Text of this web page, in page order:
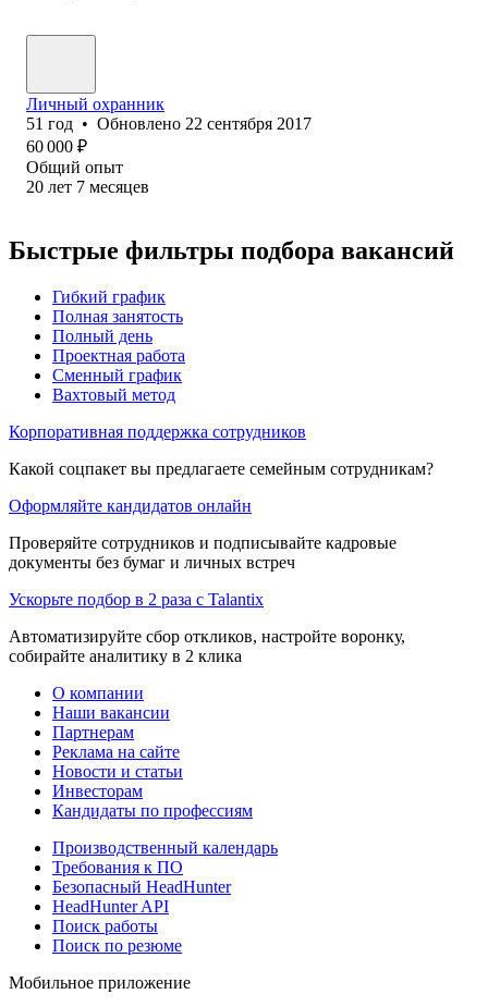
Личный охранник
51 год • Обновлено 22 сентября 2017
60 000 ₽
Общий опыт
20 лет 7 месяцев
Быстрые фильтры подбора вакансий
Гибкий график
Полная занятость
Полный день
Проектная работа
Сменный график
Вахтовый метод
Корпоративная поддержка сотрудников
Какой соцпакет вы предлагаете семейным сотрудникам?
Оформляйте кандидатов онлайн
Проверяйте сотрудников и подписывайте кадровые
документы без бумаг и личных встреч
Ускорьте подбор в 2 раза с Talantix
Автоматизируйте сбор откликов, настройте воронку,
собирайте аналитику в 2 клика
О компании
Наши вакансии
Партнерам
Реклама на сайте
Новости и статьи
Инвесторам
Кандидаты по профессиям
Производственный календарь
Требования к ПО
Безопасный HeadHunter
HeadHunter API
Поиск работы
Поиск по резюме
Мобильное приложение